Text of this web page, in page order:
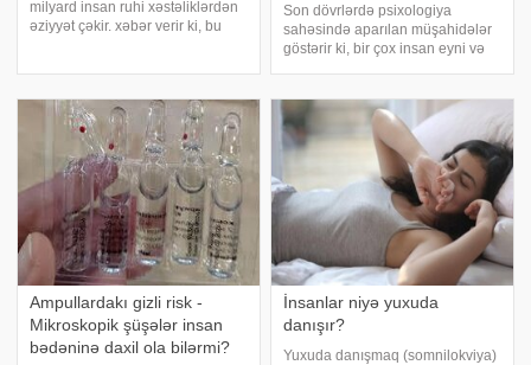
milyard insan ruhi xəstəliklərdən
əziyyət çəkir. xəbər verir ki, bu
pozğunluqları, klinik depressiya
Son dövrlərdə psixologiya
sahəsində aparılan müşahidələr
göstərir ki, bir çox insan eyni və
təsadüfi deyil və insanın psixoloji
vəziyyəti ilə birbaşa əlaqəl
Ampullardakı gizli risk -
Mikroskopik şüşələr insan
bədəninə daxil ola bilərmi?
İnsanlar niyə yuxuda
danışır?
Yuxuda danışmaq (somnilokviya)